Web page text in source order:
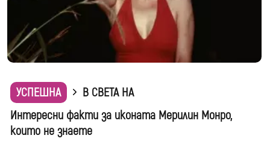
УСПЕШНА
В СВЕТА НА
Интересни факти за иконата Мерилин Монро,
които не знаете